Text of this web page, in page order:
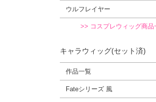
ウルフレイヤー
>> コスプレウィッグ商品
キャラウィッグ(セット済)
作品一覧
Fateシリーズ 風